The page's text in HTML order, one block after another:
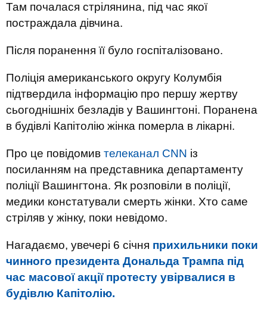
Там почалася стрілянина, під час якої
постраждала дівчина.
Після поранення її було госпіталізовано.
Поліція американського округу Колумбія
підтвердила інформацію про першу жертву
сьогоднішніх безладів у Вашингтоні. Поранена
в будівлі Капітолію жінка померла в лікарні.
Про це повідомив телеканал CNN із
посиланням на представника департаменту
поліції Вашингтона. Як розповіли в поліції,
медики констатували смерть жінки. Хто саме
стріляв у жінку, поки невідомо.
Нагадаємо, увечері 6 січня прихильники поки
чинного президента Дональда Трампа під
час масової акції протесту увірвалися в
будівлю Капітолію.